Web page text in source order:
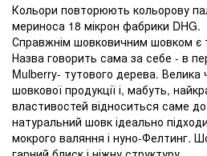
Кольори повторюють кольорову
мериноса 18 мікрон фабрики DHG.
Справжнім шовковичним шовком є
Назва говорить сама за себе - в
Mulberry- тутового дерева. Велика
шовкової продукції і, мабуть,
властивостей відноситься саме
натуральний шовк ідеально
мокрого валяння і нуно-Фелтинг.